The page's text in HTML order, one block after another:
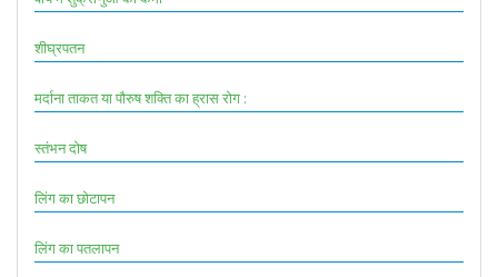
शीघ्रपतन
मर्दाना ताकत या पौरुष शक्ति का ह्रास रोग :
स्तंभन दोष
लिंग का छोटापन
लिंग का पतलापन